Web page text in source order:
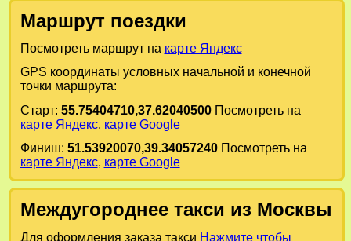
Маршрут поездки
Посмотреть маршрут на карте Яндекс
GPS координаты условных начальной и конечной
точки маршрута:
Старт: 55.75404710,37.62040500Посмотреть на
карте Яндекс, карте Google
Финиш: 51.53920070,39.34057240Посмотреть на
карте Яндекс, карте Google
Междугороднее такси из Москвы
Для оформления заказа такси Нажмите чтобы